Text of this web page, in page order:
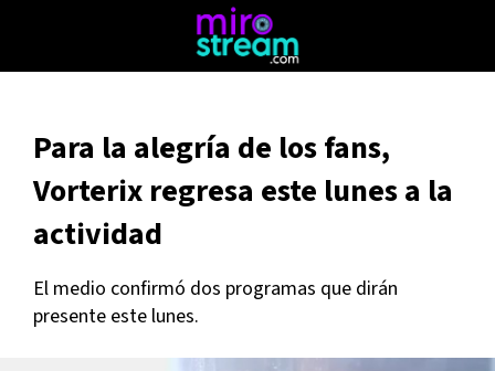
Para la alegría de los fans,
Vorterix regresa este lunes a la
actividad
El medio confirmó dos programas que dirán
presente este lunes.